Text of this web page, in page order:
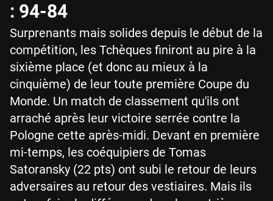
: 94-84
Surprenants mais solides depuis le début de la
compétition, les Tchèques finiront au pire à la
sixième place (et donc au mieux à la
cinquième) de leur toute première Coupe du
Monde. Un match de classement qu'ils ont
arraché après leur victoire serrée contre la
Pologne cette après-midi. Devant en première
mi-temps, les coéquipiers de Tomas
Satoransky (22 pts) ont subi le retour de leurs
adversaires au retour des vestiaires. Mais ils